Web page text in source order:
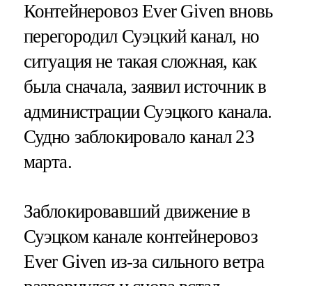
Контейнеровоз Ever Given вновь
перегородил Суэцкий канал, но
ситуация не такая сложная, как
была сначала, заявил источник в
администрации Суэцкого канала.
Судно заблокировало канал 23
марта.
Заблокировавший движение в
Суэцком канале контейнеровоз
Ever Given из-за сильного ветра